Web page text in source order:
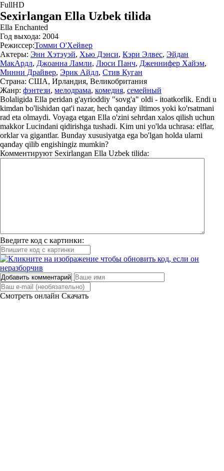
FullHD
Sexirlangan Ella Uzbek tilida
Ella Enchanted
Год выхода: 2004
Режиссер:Томми О'Хейвер
Актеры: Энн Хэтэуэй, Хью Дэнси, Кэри Элвес, Эйдан
МакАрдл, Джоанна Ламли, Люси Панч, Дженнифер Хайэм,
Минни Драйвер, Эрик Айдл, Стив Куган
Страна: США, Ирландия, Великобритания
Жанр: фэнтези, мелодрама, комедия, семейный
Bolaligida Ella peridan g'ayrioddiy "sovg'a" oldi - itoatkorlik. Endi u
kimdan bo'lishidan qat'i nazar, hech qanday iltimos yoki ko'rsatmani
rad eta olmaydi. Voyaga etgan Ella o'zini sehrdan xalos qilish uchun
makkor Lucindani qidirishga tushadi. Kim uni yo'lda uchrasa: elflar,
orklar va gigantlar. Bunday xususiyatga ega bo'lgan holda ularni
qanday qilib engishingiz mumkin?
Комментируют Sexirlangan Ella Uzbek tilida:
Введите код с картинки:
Добавить комментарий
Смотреть онлайн Скачать